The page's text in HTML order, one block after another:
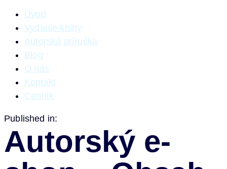
Úvod
Vydanie knihy
Autorská príručka
Blog
O nás
Kontakt
Cenník
Published in:
Autorský e-